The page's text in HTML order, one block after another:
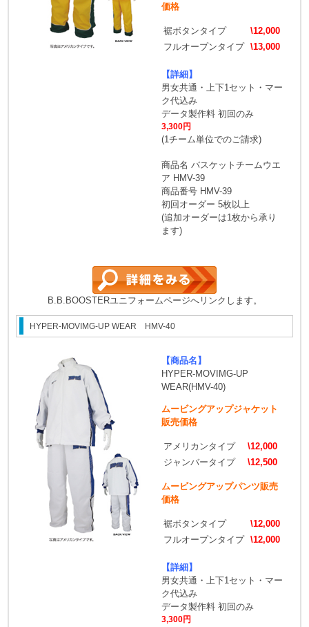
価格
裾ボタンタイプ
\12,000
フルオープンタイプ \13,000
【詳細】
男女共通・上下1セット・マー
ク代込み
データ製作料 初回のみ
3,300円
(1チーム単位でのご請求)
商品名 バスケットチームウエ
ア HMV-39
商品番号 HMV-39
初回オーダー 5枚以上
(追加オーダーは1枚から承り
ます)
B.B.BOOSTERユニフォームページへリンクします。
HYPER-MOVIMG-UP WEAR HMV-40
【商品名】
HYPER-MOVIMG-UP
WEAR(HMV-40)
ムービングアップジャケット
販売価格
アメリカンタイプ
\12,000
ジャンバータイプ
\12,500
ムービングアップパンツ販売
価格
裾ボタンタイプ
\12,000
フルオープンタイプ \12,000
【詳細】
男女共通・上下1セット・マー
ク代込み
データ製作料 初回のみ
3,300円